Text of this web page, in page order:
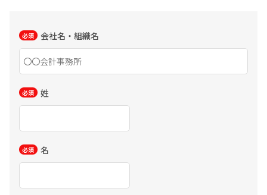
会社名・組織名
姓
名